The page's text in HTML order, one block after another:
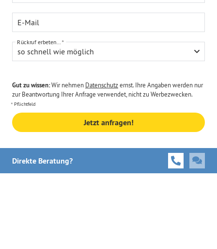
E-Mail
so schnell wie möglich
Rückruf erbeten...
Gut zu wissen:Wir nehmen Datenschutzernst. Ihre Angaben werden nur
zur Beantwortung Ihrer Anfrage verwendet, nicht zu Werbezwecken.
Pflichtfeld
Jetzt anfragen!
Direkte Beratung?